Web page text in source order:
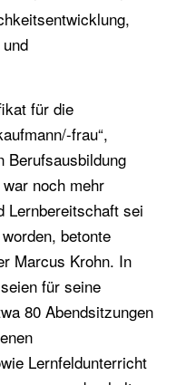
für die
frau“,
Berufsausbildung
noch mehr
Lernbereitschaft sei
betonte
Marcus Krohn. In
für seine
80 Abendsitzungen
Lernfeldunterricht